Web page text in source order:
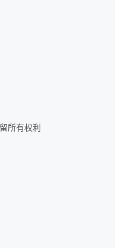
所有权利